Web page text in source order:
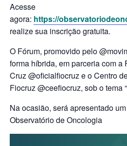
Acesse
agora: https://
realize sua inscrição gratuita.
O Fórum, promovido pelo
forma híbrida, em parceria com a
Cruz @oficialfiocruz e o Centro
Fiocruz @ceefiocruz, sob o tema
Na ocasião, será apresentado
Observatório de Oncologia